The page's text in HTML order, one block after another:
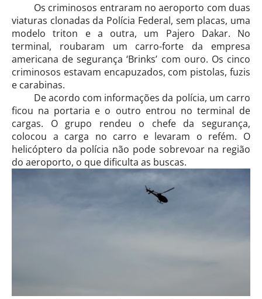
Os criminosos entraram no aeroporto com duas
viaturas clonadas da Polícia Federal, sem placas, uma
modelo triton e a outra, um Pajero Dakar. No
terminal, roubaram um carro-forte da empresa
americana de segurança ‘Brinks’ com ouro. Os cinco
criminosos estavam encapuzados, com pistolas, fuzis
e carabinas.
De acordo com informações da polícia, um carro
ficou na portaria e o outro entrou no terminal de
cargas. O grupo rendeu o chefe da segurança,
colocou a carga no carro e levaram o refém. O
helicóptero da polícia não pode sobrevoar na região
do aeroporto, o que dificulta as buscas.